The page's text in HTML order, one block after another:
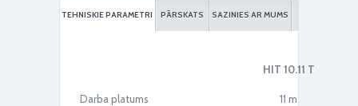
TEHNISKIE PARAMETRI PĀRSKATS SAZINIES AR MUMS
HIT 10.11 T
Darba platums 11 m